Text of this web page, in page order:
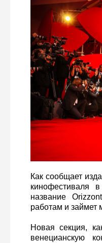
Как сообщает
кинофестиваля
название
работам и займет
Новая секция,
венецианскую